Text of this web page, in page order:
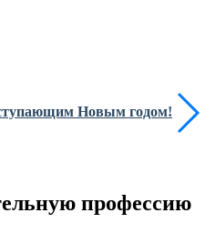
Новым годом!
профессию